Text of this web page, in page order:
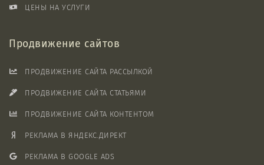
ЦЕНЫ НА УСЛУГИ
Продвижение сайтов
ПРОДВИЖЕНИЕ САЙТА РАССЫЛКОЙ
ПРОДВИЖЕНИЕ САЙТА СТАТЬЯМИ
ПРОДВИЖЕНИЕ САЙТА КОНТЕНТОМ
РЕКЛАМА В ЯНДЕКС.ДИРЕКТ
РЕКЛАМА В GOOGLE ADS